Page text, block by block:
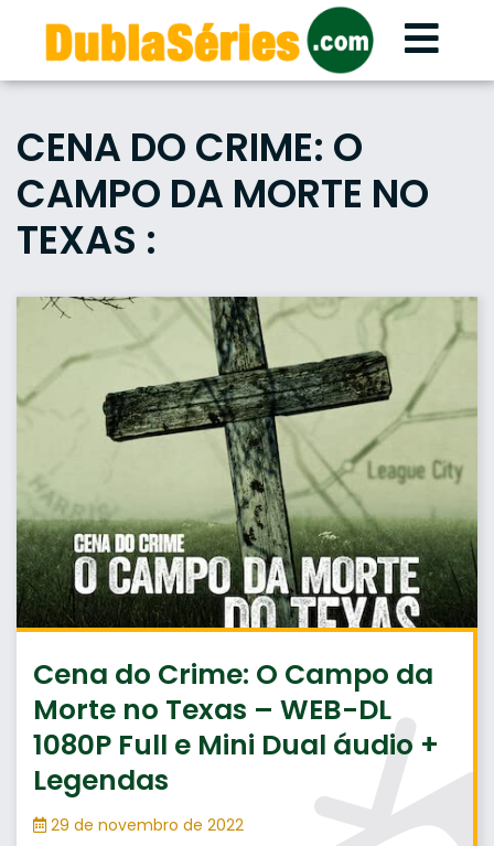
content
CENA DO CRIME: O
CAMPO DA MORTE NO
TEXAS :
Cena do Crime: O Campo da
Morte no Texas – WEB-DL
1080P Full e Mini Dual áudio +
Legendas
29 de novembro de 2022